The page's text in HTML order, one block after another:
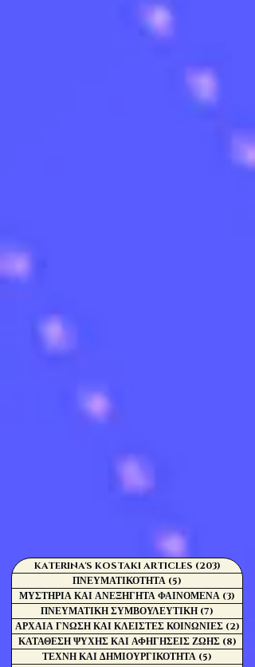
KATERINA'S KOSTAKI ARTICLES (203) 203
ΠΝΕΥΜΑΤΙΚΟΤΗΤΑ (5)
ΜΥΣΤΗΡΙΑ ΚΑΙ ΑΝΕΞΗΓΗΤΑ ΦΑΙΝΟΜΕΝΑ (3)
ΠΝΕΥΜΑΤΙΚΗ ΣΥΜΒΟΥΛΕΥΤΙΚΗ (7)
ΑΡΧΑΙΑ ΓΝΩΣΗ ΚΑΙ ΚΛΕΙΣΤΕΣ ΚΟΙΝΩΝΙΕΣ (2)
ΚΑΤΑΘΕΣΗ ΨΥΧΗΣ ΚΑΙ ΑΦΗΓΗΣΕΙΣ ΖΩΗΣ (8)
ΤΕΧΝΗ ΚΑΙ ΔΗΜΙΟΥΡΓΙΚΟΤΗΤΑ (5)